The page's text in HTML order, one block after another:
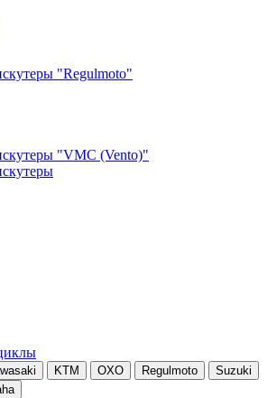
"Regulmoto"
"VMC (Vento)"
KTM OXO Regulmoto
Suzuki